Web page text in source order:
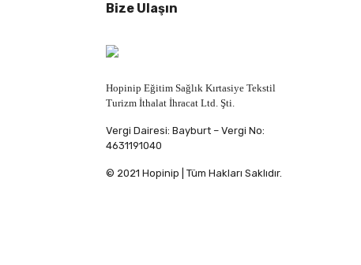
Bize Ulaşın
Hopinip Eğitim Sağlık Kırtasiye Tekstil
Turizm İthalat İhracat Ltd. Şti.
Vergi Dairesi: Bayburt – Vergi No:
4631191040
© 2021 Hopinip | Tüm Hakları Saklıdır.